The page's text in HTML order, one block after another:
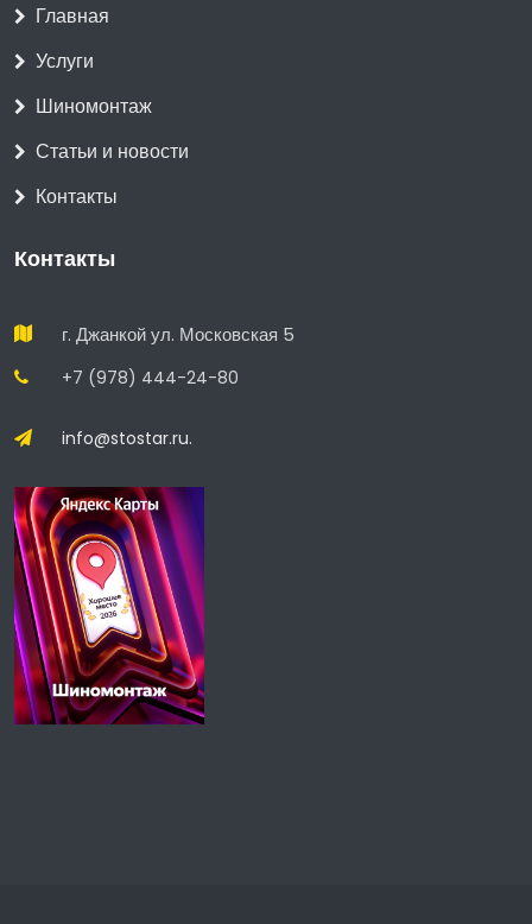
Главная
Услуги
Шиномонтаж
Статьи и новости
Контакты
Контакты
г. Джанкой ул. Московская 5
+7 (978) 444-24-80
info@stostar.ru.